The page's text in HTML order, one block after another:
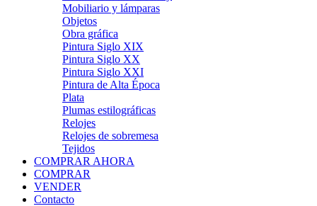
Mobiliario y lámparas
Objetos
Obra gráfica
Pintura Siglo XIX
Pintura Siglo XX
Pintura Siglo XXI
Pintura de Alta Época
Plata
Plumas estilográficas
Relojes
Relojes de sobremesa
Tejidos
COMPRAR AHORA
COMPRAR
VENDER
Contacto